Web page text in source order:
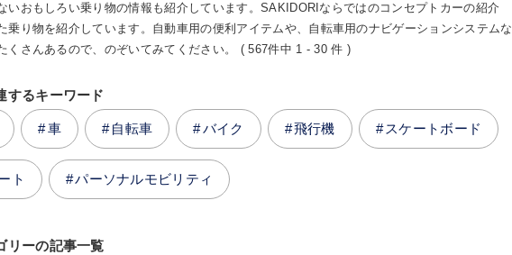
いおもしろい乗り物の情報も紹介しています。SAKIDORIならではのコンセプトカーの紹介
乗り物を紹介しています。自動車用の便利アイテムや、自転車用のナビゲーションシステムな
くさんあるので、のぞいてみてください。 ( 567件中 1 - 30 件 )
するキーワード
車 自転車 バイク 飛行機 スケートボード
ト パーソナルモビリティ
リーの記事一覧